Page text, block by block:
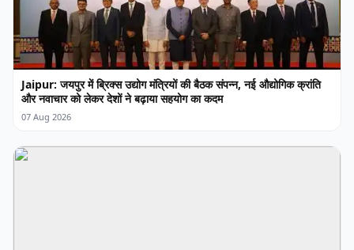
Jaipur: जयपुर में ब्रिक्स उद्योग मंत्रियों की बैठक संपन्न, नई औद्योगिक क्रांति
और नवाचार को लेकर देशों ने बढ़ाया सहयोग का कदम
07 Aug 2026